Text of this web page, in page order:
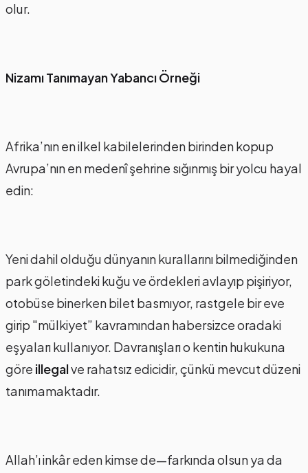
olur.
Nizamı Tanımayan Yabancı Örneği
Afrika’nın en ilkel kabilelerinden birinden kopup
Avrupa’nın en medenî şehrine sığınmış bir yolcu hayal
edin:
Yeni dahil olduğu dünyanın kurallarını bilmediğinden
park göletindeki kuğu ve ördekleri avlayıp pişiriyor,
otobüse binerken bilet basmıyor, rastgele bir eve
girip "mülkiyet” kavramından habersizce oradaki
eşyaları kullanıyor. Davranışları o kentin hukukuna
göre illegalve rahatsız edicidir, çünkü mevcut düzeni
tanımamaktadır.
Allah’ı inkâr eden kimse de—farkında olsun ya da